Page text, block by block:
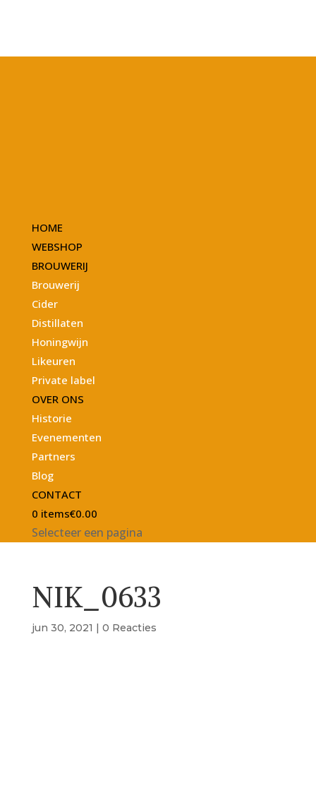
HOME
WEBSHOP
BROUWERIJ
Brouwerij
Cider
Distillaten
Honingwijn
Likeuren
Private label
OVER ONS
Historie
Evenementen
Partners
Blog
CONTACT
0 items€0.00
Selecteer een pagina
NIK_0633
jun 30, 2021 | 0 Reacties